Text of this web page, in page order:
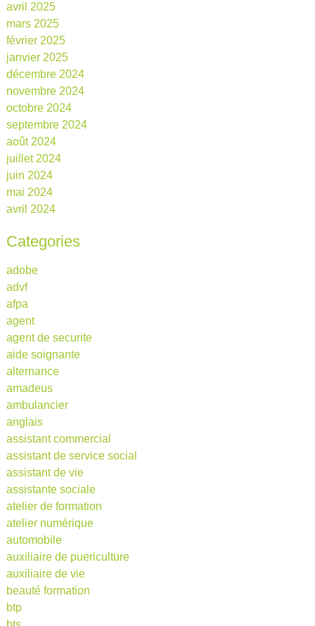
avril 2025
mars 2025
février 2025
janvier 2025
décembre 2024
novembre 2024
octobre 2024
septembre 2024
août 2024
juillet 2024
juin 2024
mai 2024
avril 2024
Categories
adobe
advf
afpa
agent
agent de securite
aide soignante
alternance
amadeus
ambulancier
anglais
assistant commercial
assistant de service social
assistant de vie
assistante sociale
atelier de formation
atelier numérique
automobile
auxiliaire de puericulture
auxiliaire de vie
beauté formation
btp